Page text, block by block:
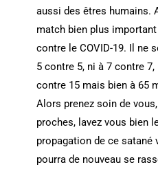
aussi des êtres humains.
match bien plus
contre le COVID-19. Il ne
5 contre 5, ni à 7 contre
contre 15 mais bien à 65
Alors prenez soin de
proches, lavez vous bien
propagation de ce satané
pourra de nouveau se